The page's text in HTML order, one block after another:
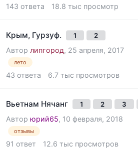
143 ответа 18.8 тыс просмотр
Крым, Гурзуф. 1 2
Автор липгород, 25 апреля, 2017
лето
43 ответа 6.7 тыс просмотров
Вьетнам Нячанг 1 2 3
Автор юрий65, 10 февраля, 2018
отзывы
91 ответ 12.6 тыс просмотров